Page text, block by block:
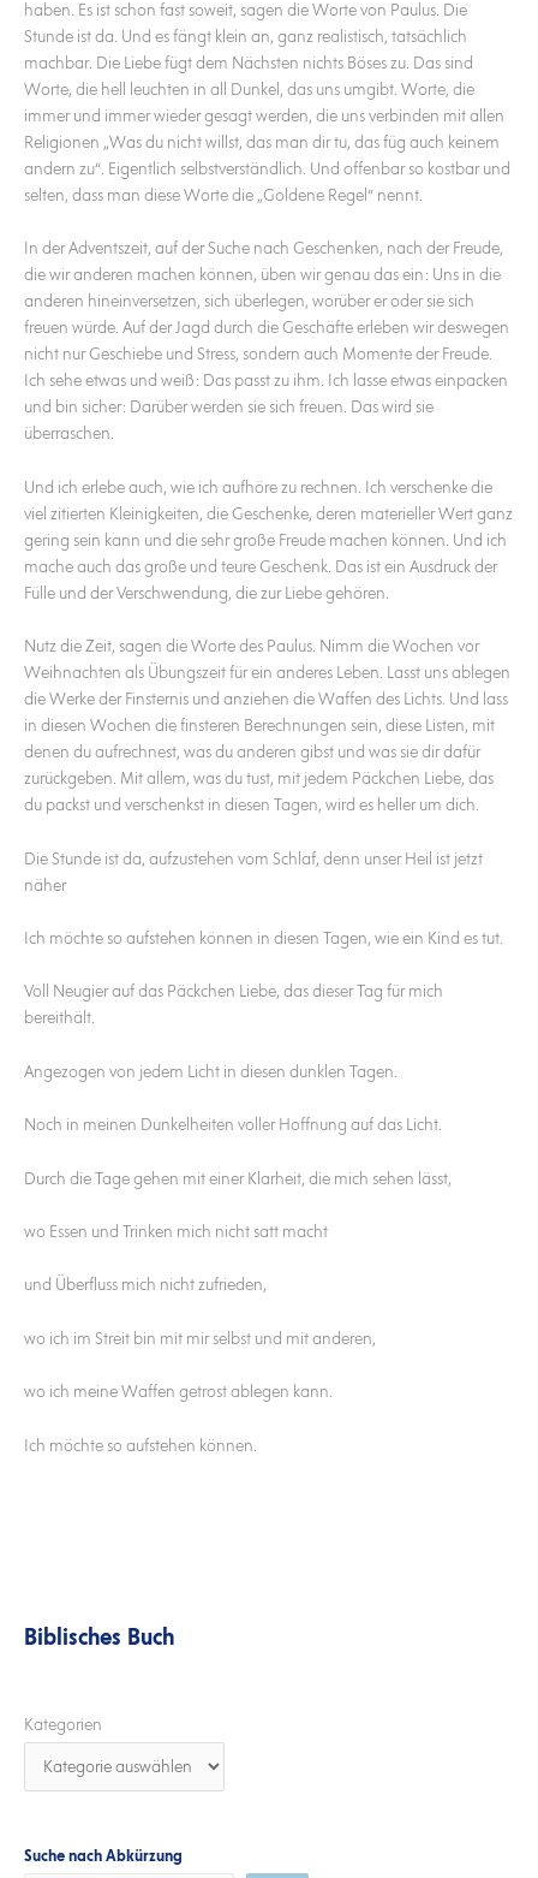
haben. Es ist schon fast soweit, sagen die Worte von Paulus. Die
Stunde ist da. Und es fängt klein an, ganz realistisch, tatsächlich
machbar. Die Liebe fügt dem Nächsten nichts Böses zu. Das sind
Worte, die hell leuchten in all Dunkel, das uns umgibt. Worte, die
immer und immer wieder gesagt werden, die uns verbinden mit allen
Religionen „Was du nicht willst, das man dir tu, das füg auch keinem
andern zu“. Eigentlich selbstverständlich. Und offenbar so kostbar und
selten, dass man diese Worte die „Goldene Regel“ nennt.
In der Adventszeit, auf der Suche nach Geschenken, nach der Freude,
die wir anderen machen können, üben wir genau das ein: Uns in die
anderen hineinversetzen, sich überlegen, worüber er oder sie sich
freuen würde. Auf der Jagd durch die Geschäfte erleben wir deswegen
nicht nur Geschiebe und Stress, sondern auch Momente der Freude.
Ich sehe etwas und weiß: Das passt zu ihm. Ich lasse etwas einpacken
und bin sicher: Darüber werden sie sich freuen. Das wird sie
überraschen.
Und ich erlebe auch, wie ich aufhöre zu rechnen. Ich verschenke die
viel zitierten Kleinigkeiten, die Geschenke, deren materieller Wert ganz
gering sein kann und die sehr große Freude machen können. Und ich
mache auch das große und teure Geschenk. Das ist ein Ausdruck der
Fülle und der Verschwendung, die zur Liebe gehören.
Nutz die Zeit, sagen die Worte des Paulus. Nimm die Wochen vor
Weihnachten als Übungszeit für ein anderes Leben. Lasst uns ablegen
die Werke der Finsternis und anziehen die Waffen des Lichts. Und lass
in diesen Wochen die finsteren Berechnungen sein, diese Listen, mit
denen du aufrechnest, was du anderen gibst und was sie dir dafür
zurückgeben. Mit allem, was du tust, mit jedem Päckchen Liebe, das
du packst und verschenkst in diesen Tagen, wird es heller um dich.
Die Stunde ist da, aufzustehen vom Schlaf, denn unser Heil ist jetzt
näher
Ich möchte so aufstehen können in diesen Tagen, wie ein Kind es tut.
Voll Neugier auf das Päckchen Liebe, das dieser Tag für mich
bereithält.
Angezogen von jedem Licht in diesen dunklen Tagen.
Noch in meinen Dunkelheiten voller Hoffnung auf das Licht.
Durch die Tage gehen mit einer Klarheit, die mich sehen lässt,
wo Essen und Trinken mich nicht satt macht
und Überfluss mich nicht zufrieden,
wo ich im Streit bin mit mir selbst und mit anderen,
wo ich meine Waffen getrost ablegen kann.
Ich möchte so aufstehen können.
Biblisches Buch
Kategorien
Suche nach Abkürzung